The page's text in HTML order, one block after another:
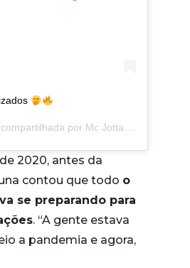
por Mc Jottapê
2020, antes da
contou que todo o
se preparando para
. “A gente estava
a pandemia e agora,